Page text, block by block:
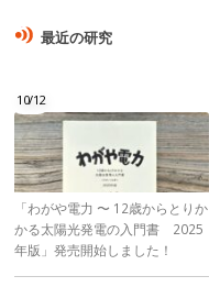
最近の研究
10/12
「わがや電力 〜 12歳からとりか
かる太陽光発電の入門書 2025
年版」発売開始しました！